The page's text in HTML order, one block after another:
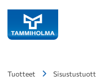
Tuotteet